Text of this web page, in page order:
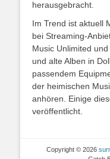
herausgebracht.
Im Trend ist aktuell
bei Streaming-
Music Unlimited
und alte Alben in
passendem
der heimischen
anhören. Einige
veröffentlicht.
Copyright © 2026